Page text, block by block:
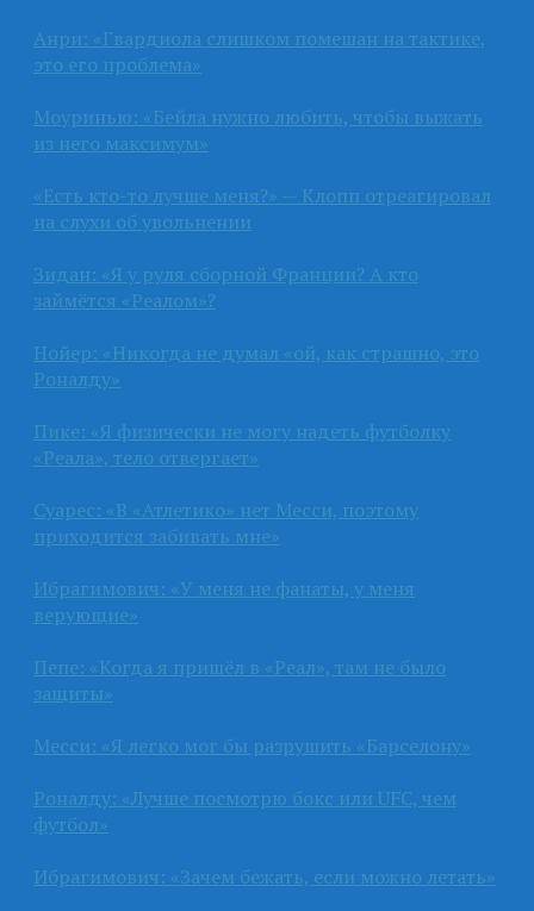
Анри: «Гвардиола слишком помешан на тактике,
это его проблема»
Моуринью: «Бейла нужно любить, чтобы выжать
из него максимум»
«Есть кто-то лучше меня?» — Клопп отреагировал
на слухи об увольнении
Зидан: «Я у руля сборной Франции? А кто
займётся «Реалом»?
Нойер: «Никогда не думал «ой, как страшно, это
Роналду»
Пике: «Я физически не могу надеть футболку
«Реала», тело отвергает»
Суарес: «В «Атлетико» нет Месси, поэтому
приходится забивать мне»
Ибрагимович: «У меня не фанаты, у меня
верующие»
Пепе: «Когда я пришёл в «Реал», там не было
защиты»
Месси: «Я легко мог бы разрушить «Барселону»
Роналду: «Лучше посмотрю бокс или UFC, чем
футбол»
Ибрагимович: «Зачем бежать, если можно летать»